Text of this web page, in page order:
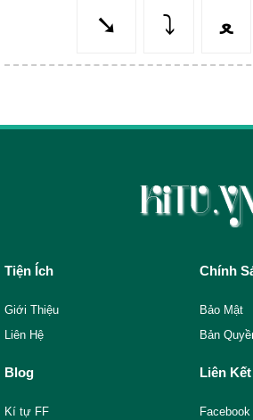
➘ ⤵️ ﻌ
Tiện Ích
Giới Thiệu
Liên Hệ
Chính
Bảo Mật
Bản
Blog
Kí tự FF
Liên Kết
Facebook